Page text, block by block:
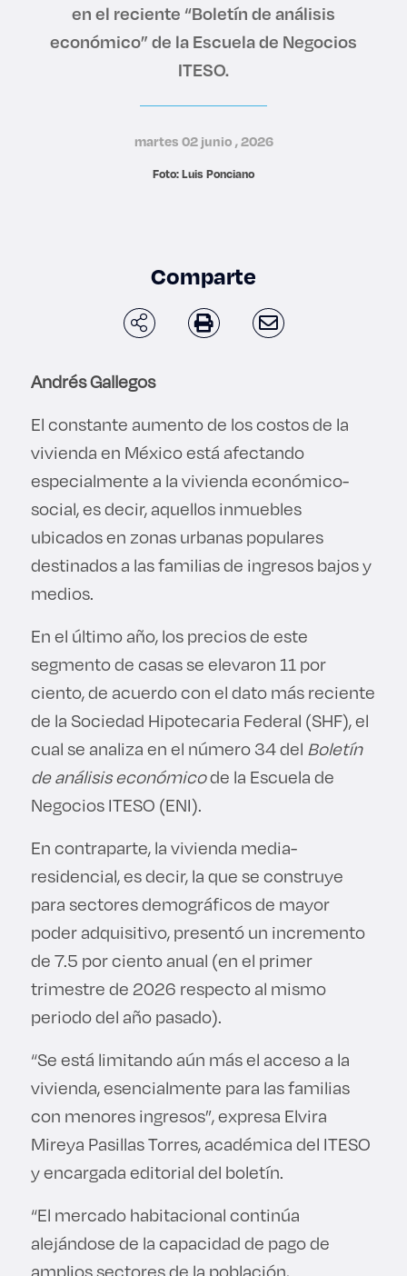
Carreras
en el reciente “Boletín de análisis
económico” de la Escuela de Negocios
ITESO.
martes 02 junio , 2026
Foto: Luis Ponciano
Comparte
Andrés Gallegos
El constante aumento de los costos de la
vivienda en México está afectando
especialmente a la vivienda económico-
social, es decir, aquellos inmuebles
ubicados en zonas urbanas populares
destinados a las familias de ingresos bajos y
medios.
En el último año, los precios de este
segmento de casas se elevaron 11 por
ciento, de acuerdo con el dato más reciente
de la Sociedad Hipotecaria Federal (SHF), el
cual se analiza en el número 34 del Boletín
de análisis económicode la Escuela de
Negocios ITESO (ENI).
En contraparte, la vivienda media-
residencial, es decir, la que se construye
para sectores demográficos de mayor
poder adquisitivo, presentó un incremento
de 7.5 por ciento anual (en el primer
trimestre de 2026 respecto al mismo
periodo del año pasado).
“Se está limitando aún más el acceso a la
vivienda, esencialmente para las familias
con menores ingresos”, expresa Elvira
Mireya Pasillas Torres, académica del ITESO
y encargada editorial del boletín.
“El mercado habitacional continúa
alejándose de la capacidad de pago de